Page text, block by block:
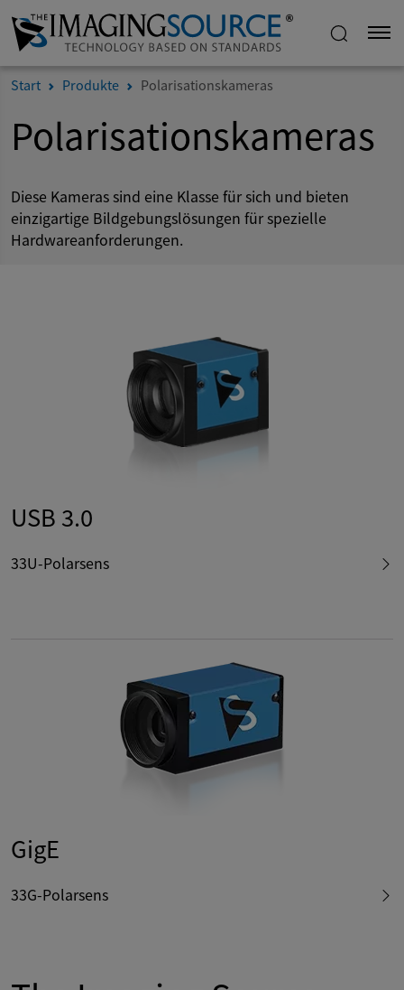
Start Produkte Polarisationskameras
Polarisationskameras
Diese Kameras sind eine Klasse für sich und bieten
einzigartige Bildgebungslösungen für spezielle
Hardwareanforderungen.
USB 3.0
33U-Polarsens
GigE
33G-Polarsens